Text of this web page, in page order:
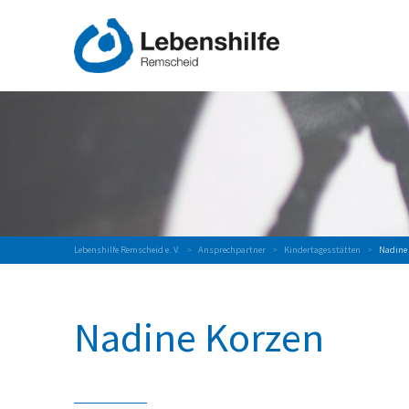
Lebenshilfe Remscheid e. V. > Ansprechpartner > Kindertagesstätten > Nadine
Nadine Korzen